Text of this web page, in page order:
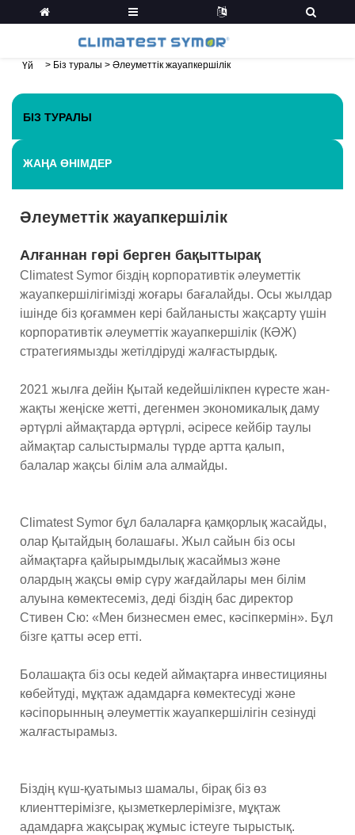
Үй > Біз туралы > Әлеуметтік жауапкершілік
БІЗ ТУРАЛЫ
ЖАҢА ӨНІМДЕР
Әлеуметтік жауапкершілік
Алғаннан гөрі берген бақыттырақ
Climatest Symor біздің корпоративтік әлеуметтік
жауапкершілігімізді жоғары бағалайды. Осы жылдар
ішінде біз қоғаммен кері байланысты жақсарту үшін
корпоративтік әлеуметтік жауапкершілік (КӘЖ)
стратегиямызды жетілдіруді жалғастырдық.
2021 жылға дейін Қытай кедейшілікпен күресте жан-
жақты жеңіске жетті, дегенмен экономикалық даму
әртүрлі аймақтарда әртүрлі, әсіресе кейбір таулы
аймақтар салыстырмалы түрде артта қалып,
балалар жақсы білім ала алмайды.
Climatest Symor бұл балаларға қамқорлық жасайды,
олар Қытайдың болашағы. Жыл сайын біз осы
аймақтарға қайырымдылық жасаймыз және
олардың жақсы өмір сүру жағдайлары мен білім
алуына көмектесеміз, деді біздің бас директор
Стивен Сю: «Мен бизнесмен емес, кәсіпкермін». Бұл
бізге қатты әсер етті.
Болашақта біз осы кедей аймақтарға инвестицияны
көбейтуді, мұқтаж адамдарға көмектесуді және
кәсіпорынның әлеуметтік жауапкершілігін сезінуді
жалғастырамыз.
Біздің күш-қуатымыз шамалы, бірақ біз өз
клиенттерімізге, қызметкерлерімізге, мұқтаж
адамдарға жақсырақ жұмыс істеуге тырыстық.